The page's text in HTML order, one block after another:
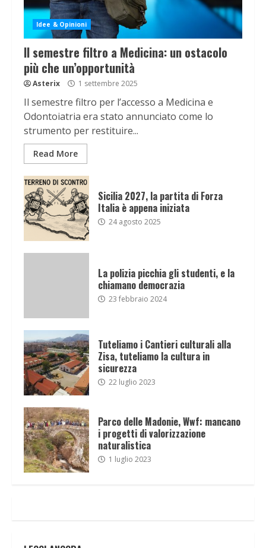
Idee & Opinioni
Il semestre filtro a Medicina: un ostacolo
più che un’opportunità
Asterix 1 settembre 2025
Il semestre filtro per l’accesso a Medicina e
Odontoiatria era stato annunciato come lo
strumento per restituire...
Read More
Sicilia 2027, la partita di Forza
Italia è appena iniziata
24 agosto 2025
La polizia picchia gli studenti, e la
chiamano democrazia
23 febbraio 2024
Tuteliamo i Cantieri culturali alla
Zisa, tuteliamo la cultura in
sicurezza
22 luglio 2023
Parco delle Madonie, Wwf: mancano
i progetti di valorizzazione
naturalistica
1 luglio 2023